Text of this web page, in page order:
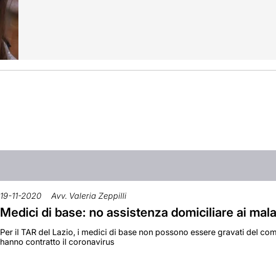
19-11-2020 Avv. Valeria Zeppilli
Medici di base: no assistenza domiciliare ai
Per il TAR del Lazio, i medici di base non possono essere gravati del
hanno contratto il coronavirus